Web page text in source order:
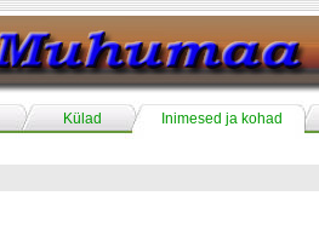
Külad Inimesed ja kohad